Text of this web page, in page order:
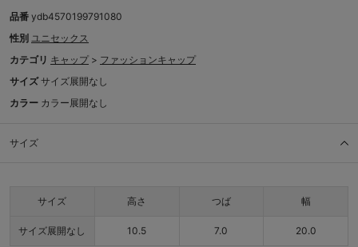
品番 ydb4570199791080
性別 ユニセックス
カテゴリ キャップ > ファッションキャップ
サイズ サイズ展開なし
カラー カラー展開なし
サイズ
サイズ 高さ つば 幅
サイズ展開なし 10.5 7.0 20.0